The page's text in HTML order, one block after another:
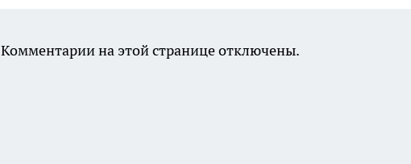
Комментарии на этой странице отключены.